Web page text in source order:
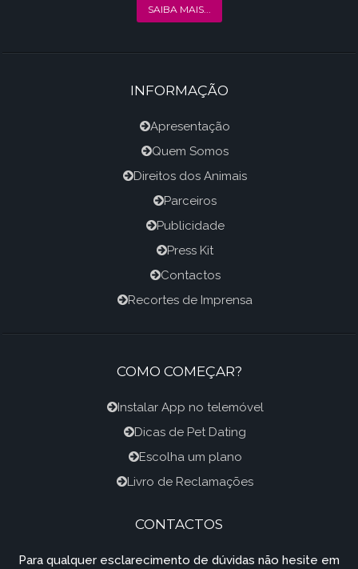
SAIBA MAIS...
INFORMAÇÃO
Apresentação
Quem Somos
Direitos dos Animais
Parceiros
Publicidade
Press Kit
Contactos
Recortes de Imprensa
COMO COMEÇAR?
Instalar App no telemóvel
Dicas de Pet Dating
Escolha um plano
Livro de Reclamações
CONTACTOS
Para qualquer esclarecimento de dúvidas não hesite em